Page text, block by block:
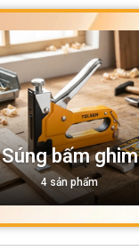
Súng bấm ghim
4 sản phẩm